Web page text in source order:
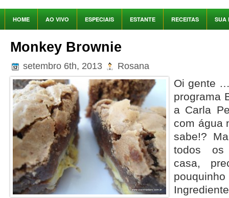
HOME AO VIVO ESPECIAIS ESTANTE RECEITAS SUA
Monkey Brownie
setembro 6th, 2013 Rosana
Oi gente
programa
a Carla
com água
sabe!?
todos os
casa,